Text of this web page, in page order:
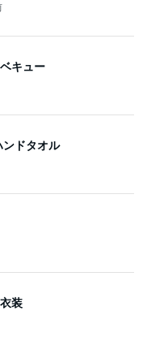
キュー
ドタオル
装